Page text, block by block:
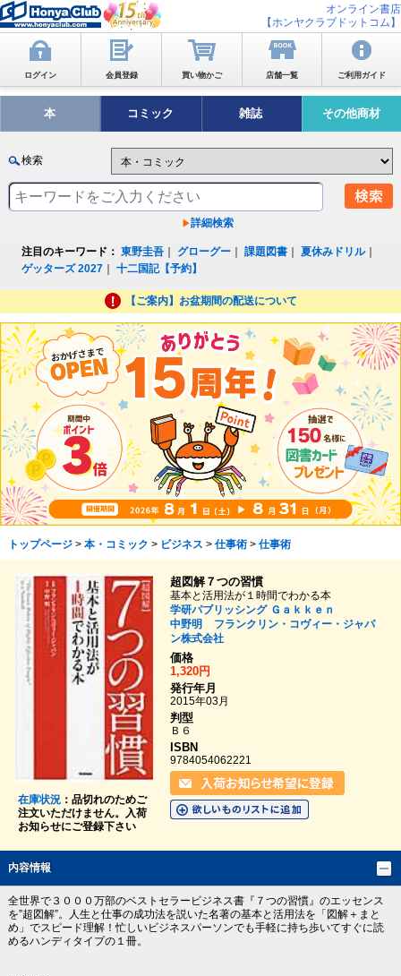
オンライン書店
【ホンヤクラブドットコム】
ログイン 会員登録 買い物かご 店舗一覧 ご利用ガイド
本 コミック 雑誌 その他商材
検索
詳細検索
注目のキーワード： 東野圭吾 グローグー ｜課題図書 ｜夏休みドリル｜
ゲッターズ 2027 ｜十二国記【予約】
【ご案内】お盆期間の配送について
トップページ> 本・コミック > ビジネス > 仕事術> 仕事術
在庫状況：品切れのためご
注文いただけません。入荷
お知らせにご登録下さい
超図解７つの習慣
基本と活用法が１時間でわかる本
学研パブリッシング Ｇａｋｋｅｎ
中野明
フランクリン・コヴィー・ジャパ
ン株式会社
価格
1,320円
発行年月
2015年03月
判型
Ｂ６
ISBN
9784054062221
内容情報
全世界で３０００万部のベストセラービジネス書『７つの習慣』のエッセンス
を”超図解”。人生と仕事の成功法を説いた名著の基本と活用法を「図解＋まと
め」でスピード理解！忙しいビジネスパーソンでも手軽に持ち歩いてすぐに読
めるハンディタイプの１冊。